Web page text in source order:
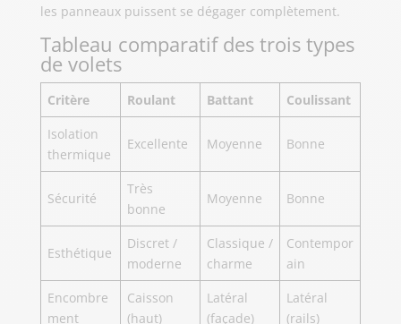
les panneaux puissent se dégager complètement.
Tableau comparatif des trois types
de volets
Critère Roulant Battant
Coulissant
Isolation
thermique
Excellente Moyenne Bonne
Sécurité
Très
bonne
Moyenne Bonne
Esthétique
Discret /
moderne
Classique /
charme
Contempor
ain
Encombre
ment
Caisson
(haut)
Latéral
(façade)
Latéral
(rails)